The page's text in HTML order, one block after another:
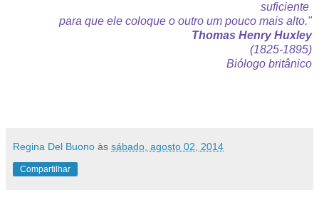
suficiente
para que ele coloque o outro um pouco mais alto."
Thomas Henry Huxley
(1825-1895)
Biólogo britânico
Regina Del Buono às sábado, agosto 02, 2014
Compartilhar